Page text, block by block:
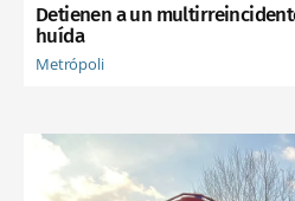
Detienen a un
huída
Metrópoli